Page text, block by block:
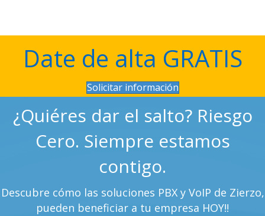
Date de alta GRATIS
Solicitar información
¿Quiéres dar el salto? Riesgo
Cero. Siempre estamos
contigo.
Descubre cómo las soluciones PBX y VoIP de Zierzo,
pueden beneficiar a tu empresa HOY!!